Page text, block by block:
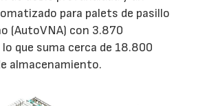
para palets de pasillo
(AutoVNA) con 3.870
que suma cerca de 18.800
almacenamiento.